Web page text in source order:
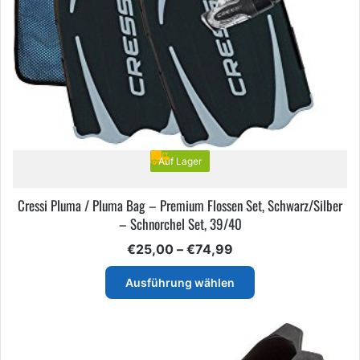
Auf Lager
Cressi Pluma / Pluma Bag – Premium Flossen Set, Schwarz/Silber
– Schnorchel Set, 39/40
€25,00 – €74,99
€25,00
bis
€74,99
Ausführung wählen
Dieses
mehrere
Varianten